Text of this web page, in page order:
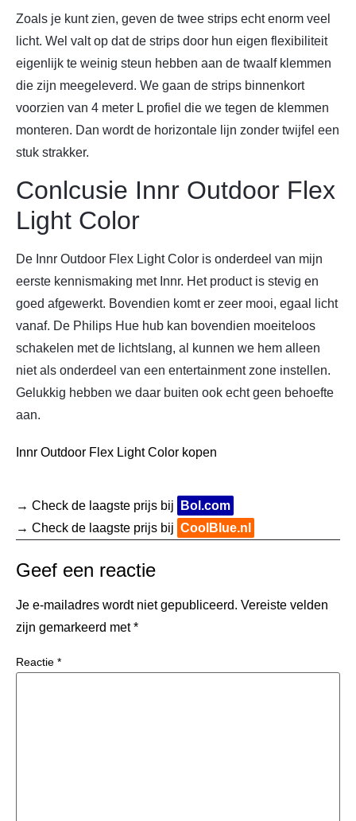
Zoals je kunt zien, geven de twee strips echt enorm veel
licht. Wel valt op dat de strips door hun eigen flexibiliteit
eigenlijk te weinig steun hebben aan de twaalf klemmen
die zijn meegeleverd. We gaan de strips binnenkort
voorzien van 4 meter L profiel die we tegen de klemmen
monteren. Dan wordt de horizontale lijn zonder twijfel een
stuk strakker.
Conlcusie Innr Outdoor Flex
Light Color
De Innr Outdoor Flex Light Color is onderdeel van mijn
eerste kennismaking met Innr. Het product is stevig en
goed afgewerkt. Bovendien komt er zeer mooi, egaal licht
vanaf. De Philips Hue hub kan bovendien moeiteloos
schakelen met de lichtslang, al kunnen we hem alleen
niet als onderdeel van een entertainment zone instellen.
Gelukkig hebben we daar buiten ook echt geen behoefte
aan.
Innr Outdoor Flex Light Color kopen
→ Check de laagste prijs bij
Bol.com
→ Check de laagste prijs bij CoolBlue.nl
Geef een reactie
Je e-mailadres wordt niet gepubliceerd. Vereiste velden
zijn gemarkeerd met*
Reactie *